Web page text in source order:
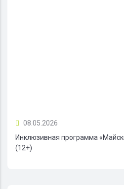
08.05.2026
Инклюзивная программа
(12+)